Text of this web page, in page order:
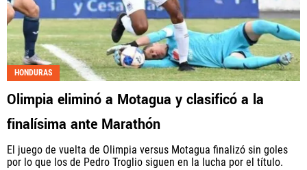
HONDURAS
Olimpia eliminó a Motagua y clasificó a la
finalísima ante Marathón
El juego de vuelta de Olimpia versus Motagua finalizó sin goles
por lo que los de Pedro Troglio siguen en la lucha por el título.